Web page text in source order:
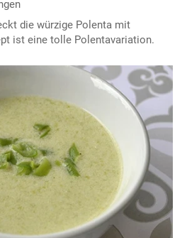
die würzige Polenta mit
ist eine tolle Polentavariation.